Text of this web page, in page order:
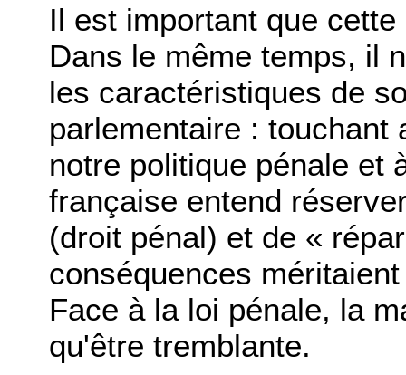
Il est important que
Dans le même temps, il
les caractéristiques de
parlementaire : touchant
notre politique pénale et
française entend
(droit pénal) et de «
conséquences
Face à la loi pénale, la
qu'être tremblante.